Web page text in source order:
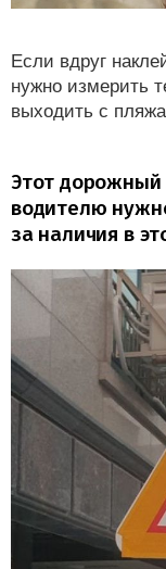
Если вдруг
нужно измерить
выходить с пляжа
Этот дорожный
водителю
за наличия в